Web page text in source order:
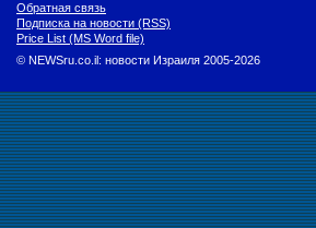
Обратная связь
Подписка на новости (RSS)
Price List (MS Word file)
© NEWSru.co.il: новости Израиля 2005-2026